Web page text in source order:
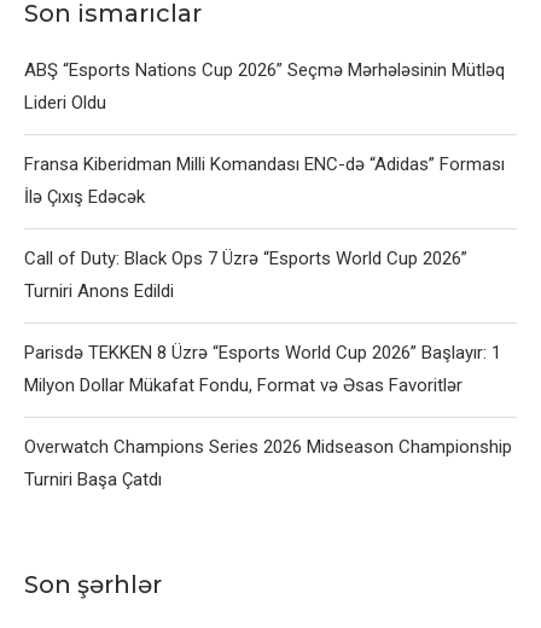
Son ismarıclar
ABŞ “Esports Nations Cup 2026” Seçmə Mərhələsinin Mütləq
Lideri Oldu
Fransa Kiberidman Milli Komandası ENC-də “Adidas” Forması
İlə Çıxış Edəcək
Call of Duty: Black Ops 7 Üzrə “Esports World Cup 2026”
Turniri Anons Edildi
Parisdə TEKKEN 8 Üzrə “Esports World Cup 2026” Başlayır: 1
Milyon Dollar Mükafat Fondu, Format və Əsas Favoritlər
Overwatch Champions Series 2026 Midseason Championship
Turniri Başa Çatdı
Son şərhlər